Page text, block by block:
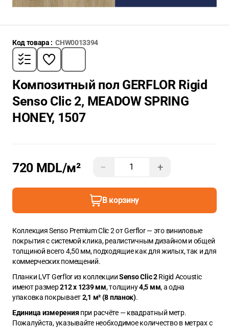
Код товара : CHW0013394
Композитный пол GERFLOR Rigid
Senso Clic 2, MEADOW SPRING
HONEY, 1507
720 MDL/м² − +
В корзину
Коллекция Senso Premium Clic 2 от Gerflor — это виниловые
покрытия с системой клика, реалистичным дизайном и общей
толщиной всего 4,50 мм, подходящие как для жилых, так и для
коммерческих помещений.
Планки LVT Gerflor из коллекцииSenso Clic 2Rigid Acoustic
имеют размер212 x 1239 мм, толщину4,5 мм, а одна
упаковка покрывает2,1 м² (8 планок).
Единица измерения при расчёте — квадратный метр.
Пожалуйста, указывайте необходимое количество в метрах с